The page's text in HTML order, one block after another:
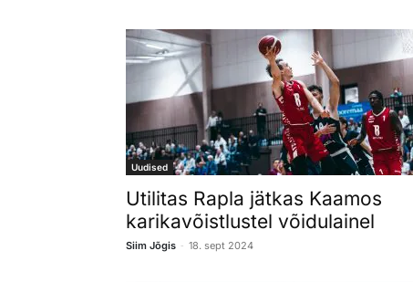
Uudised
Utilitas Rapla jätkas Kaamos
karikavõistlustel võidulainel
Siim Jõgis - 18. sept 2024